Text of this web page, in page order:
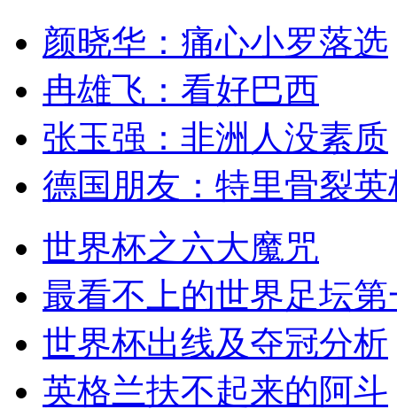
颜晓华：痛心小罗落选
冉雄飞：看好巴西
张玉强：非洲人没素质
德国朋友：特里骨裂
世界杯之六大魔咒
最看不上的世界足坛第
世界杯出线及夺冠分析
英格兰扶不起来的阿斗